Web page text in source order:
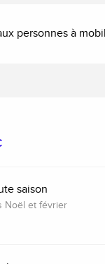
personnes à
saison
Noël et février